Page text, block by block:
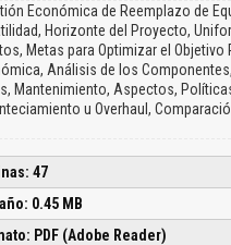
Económica de Reemplazo de
Horizonte del Proyecto,
Metas para Optimizar el
Análisis de los
Mantenimiento, Aspectos,
u Overhaul,
47
0.45 MB
PDF (Adobe Reader)